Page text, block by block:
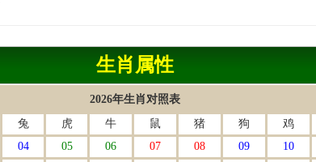
生肖属性
2026年生肖对照表
兔 虎 牛 鼠 猪 狗 鸡
04 05 06 07 08 09 10